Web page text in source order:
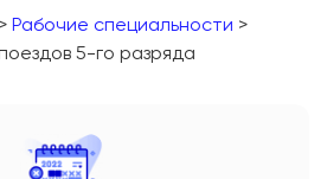
> Рабочие специальности >
5-го разряда